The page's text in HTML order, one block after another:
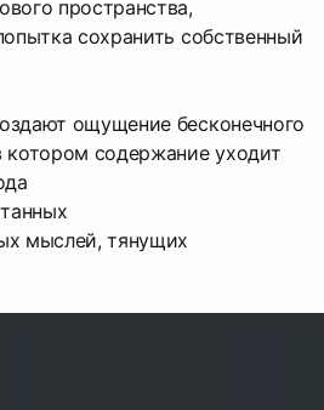
пространства,
сохранить собственный
ощущение бесконечного
содержание уходит
мыслей, тянущих